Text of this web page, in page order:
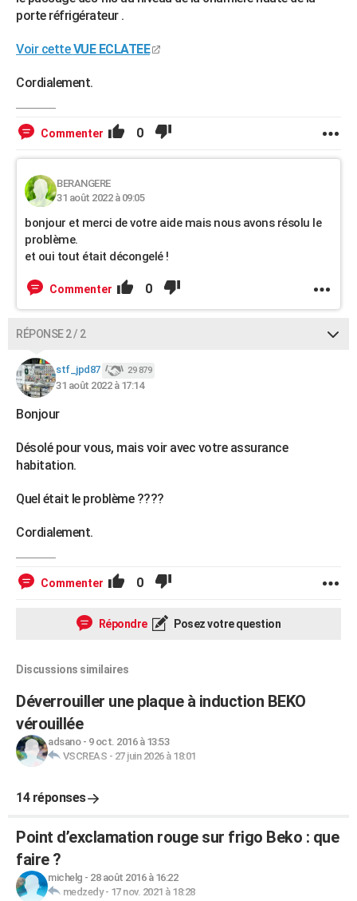
porte réfrigérateur .
Voir cetteVUE ECLATEE
Cordialement.
Commenter 0
BERANGERE
31 août 2022 à 09:05
bonjour et merci de votre aide mais nous avons résolu le
problème.
et oui tout était décongelé !
Commenter 0
RÉPONSE 2 / 2
stf_jpd87 29 879
31 août 2022 à 17:14
Bonjour
Désolé pour vous, mais voir avec votre assurance
habitation.
Quel était le problème ????
Cordialement.
Commenter 0
Répondre Posez votre question
Discussions similaires
Déverrouiller une plaque à induction BEKO
vérouillée
adsano- 9 oct. 2016 à 13:53
VSCREAS - 27 juin 2026 à 18:01
14 réponses
Point d’exclamation rouge sur frigo Beko : que
faire ?
michelg - 28 août 2016 à 16:22
medzedy- 17 nov. 2021 à 18:28